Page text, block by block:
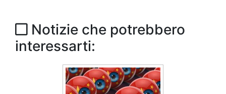
Notizie che potrebbero
interessarti: